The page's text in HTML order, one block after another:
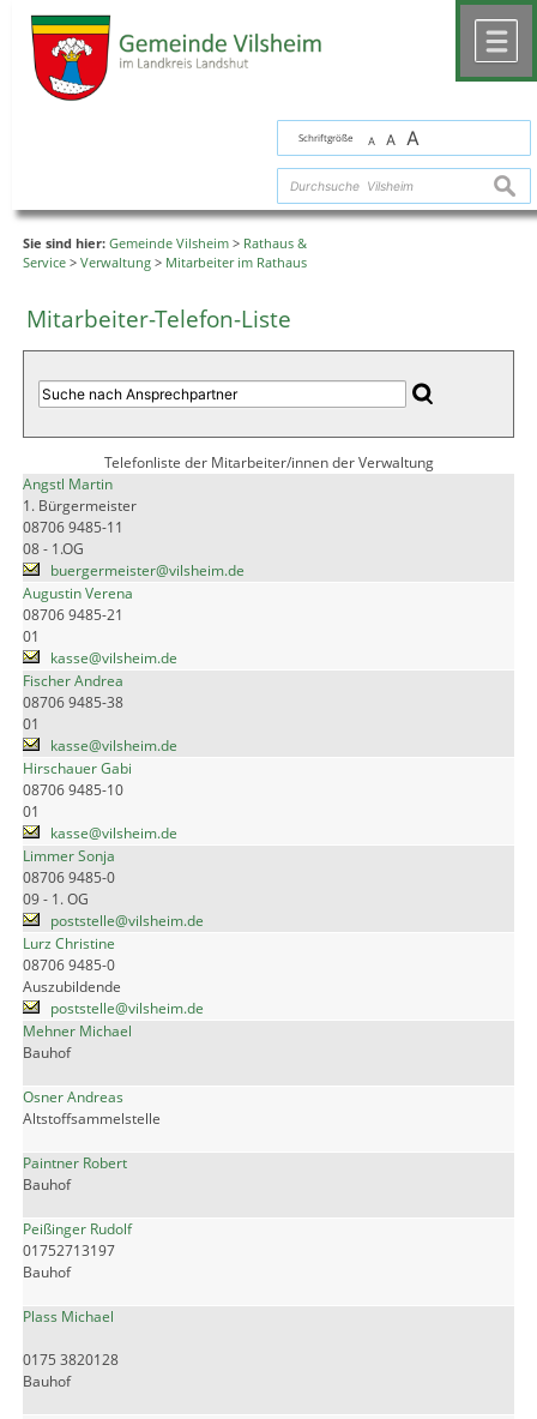
Schriftgröße A A A
Sie sind hier: Gemeinde Vilsheim > Rathaus &
Service > Verwaltung > Mitarbeiter im Rathaus
Mitarbeiter-Telefon-Liste
Telefonliste der Mitarbeiter/innen der Verwaltung
Angstl Martin
1. Bürgermeister
08706 9485-11
08 - 1.OG
buergermeister@vilsheim.de
Augustin Verena
08706 9485-21
01
kasse@vilsheim.de
Fischer Andrea
08706 9485-38
01
kasse@vilsheim.de
Hirschauer Gabi
08706 9485-10
01
kasse@vilsheim.de
Limmer Sonja
08706 9485-0
09 - 1. OG
poststelle@vilsheim.de
Lurz Christine
08706 9485-0
Auszubildende
poststelle@vilsheim.de
Mehner Michael
Bauhof
Osner Andreas
Altstoffsammelstelle
Paintner Robert
Bauhof
Peißinger Rudolf
01752713197
Bauhof
Plass Michael
0175 3820128
Bauhof